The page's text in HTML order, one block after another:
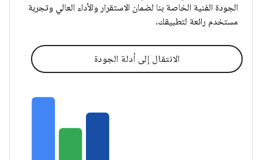
الجودة الفنية الخاصة بنا لضمان الاستقرار والأداء العالي وتجربة
مستخدم رائعة لتطبيقك.
الانتقال إلى أدلة الجودة